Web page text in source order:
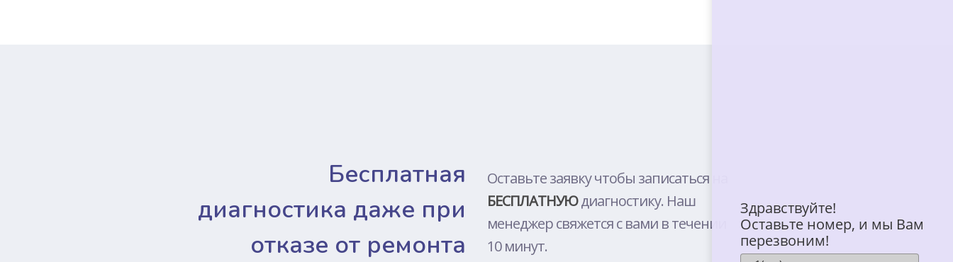
NOKIA
MICROSOFT
ONEPLUS
Бесплатная
диагностика даже при
отказе от ремонта
Оставьте заявку чтобы записаться на
БЕСПЛАТНУЮдиагностику. Наш
менеджер свяжется с вами в течении
10 минут.
Здравствуйте!
Оставьте номер, и мы Вам
перезвоним!